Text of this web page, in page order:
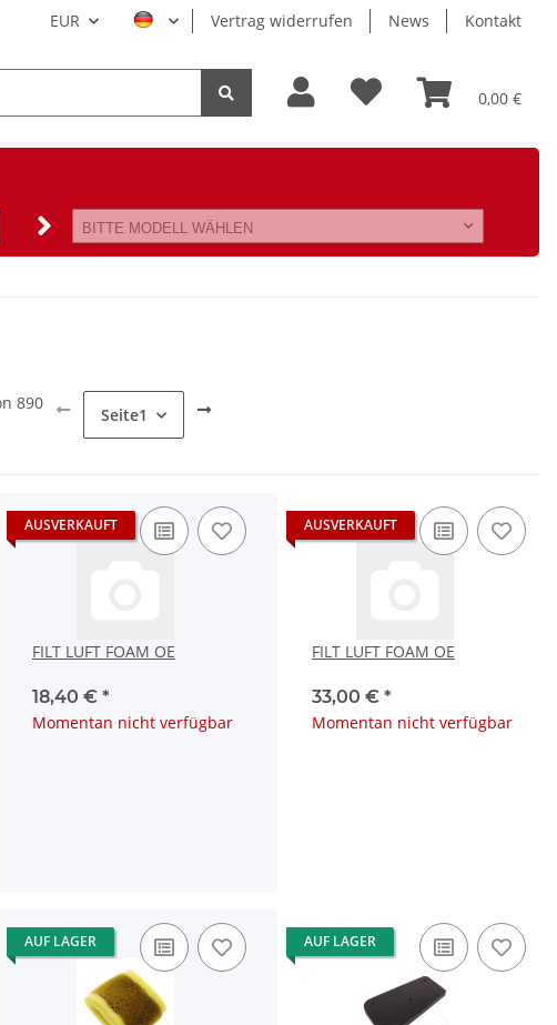
EUR Vertrag widerrufen News Kontakt
0,00 €
BITTE MODELL WÄHLEN
890
Seite1
AUSVERKAUFT
FILT LUFT FOAM OE
18,40 € *
Momentan nicht verfügbar
AUSVERKAUFT
FILT LUFT FOAM OE
33,00 € *
Momentan nicht verfügbar
AUF LAGER AUF LAGER